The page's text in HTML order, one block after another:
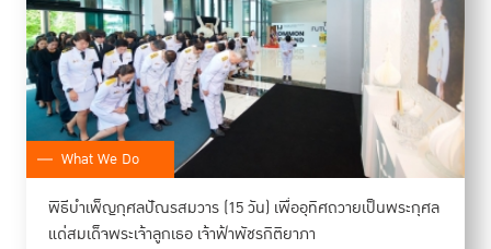
What We Do
พิธีบำเพ็ญกุศลปัณรสมวาร (15 วัน) เพื่ออุทิศถวายเป็นพระกุศล
แด่สมเด็จพระเจ้าลูกเธอ เจ้าฟ้าพัชรกิติยาภา